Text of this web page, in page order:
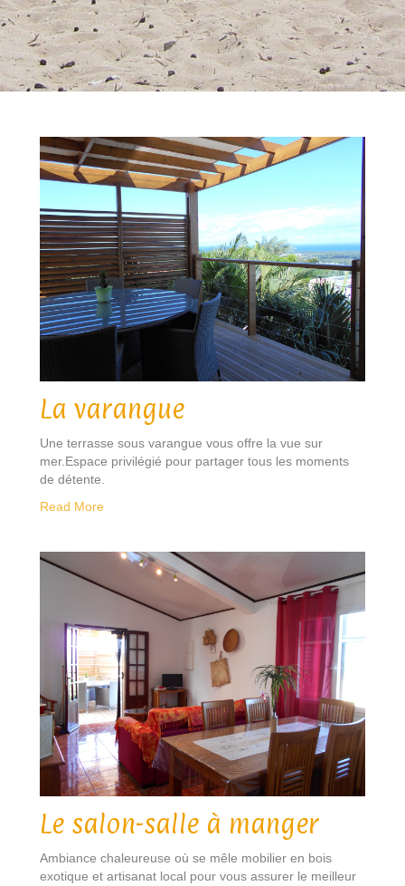
La varangue
Une terrasse sous varangue vous offre la vue sur
mer.Espace privilégié pour partager tous les moments
de détente.
Read More
Le salon-salle à manger
Ambiance chaleureuse où se mêle mobilier en bois
exotique et artisanat local pour vous assurer le meilleur